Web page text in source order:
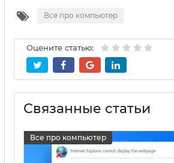
Все про компьютер
Оцените статью:
Связанные статьи
Все про компьютер